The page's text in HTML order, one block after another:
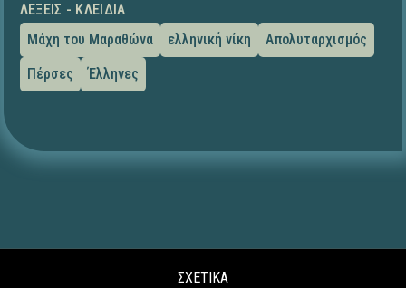
ΛΈΞΕΙΣ - ΚΛΕΙΔΙΆ
Μάχη του Μαραθώνα
ελληνική νίκη
Απολυταρχισμός
Πέρσες
Έλληνες
ΣΧΕΤΙΚΑ